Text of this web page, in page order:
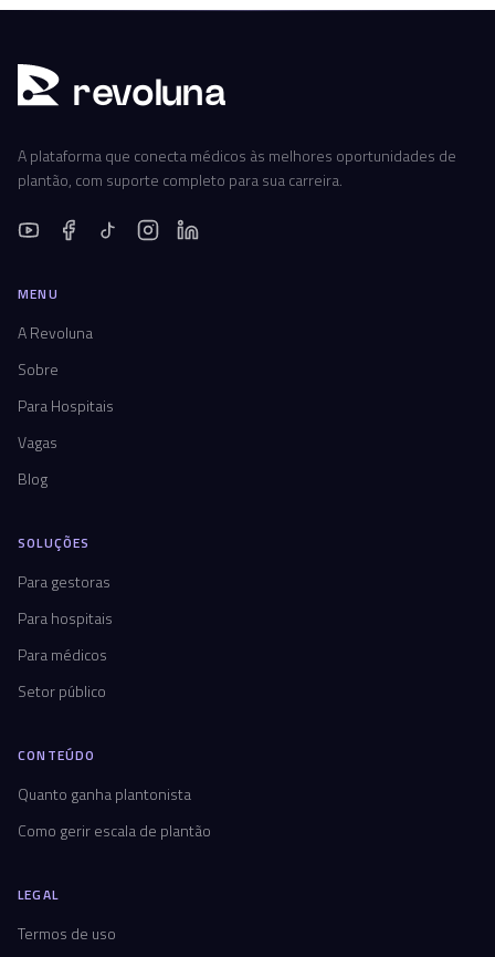
revoluna
A plataforma que conecta médicos às melhores oportunidades de
plantão, com suporte completo para sua carreira.
MENU
A Revoluna
Sobre
Para Hospitais
Vagas
Blog
SOLUÇÕES
Para gestoras
Para hospitais
Para médicos
Setor público
CONTEÚDO
Quanto ganha plantonista
Como gerir escala de plantão
LEGAL
Termos de uso